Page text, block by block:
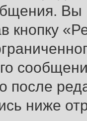
Вы
кнопку
после
ниже